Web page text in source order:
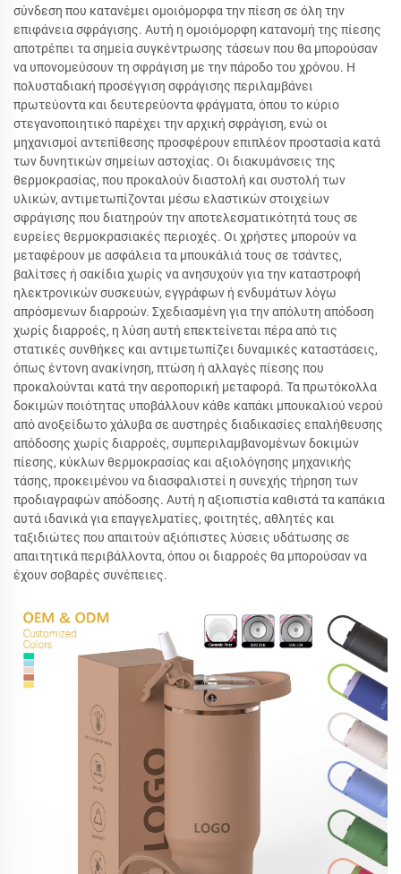
σύνδεση που κατανέμει ομοιόμορφα την πίεση σε όλη την
επιφάνεια σφράγισης. Αυτή η ομοιόμορφη κατανομή της πίεσης
αποτρέπει τα σημεία συγκέντρωσης τάσεων που θα μπορούσαν
να υπονομεύσουν τη σφράγιση με την πάροδο του χρόνου. Η
πολυσταδιακή προσέγγιση σφράγισης περιλαμβάνει
πρωτεύοντα και δευτερεύοντα φράγματα, όπου το κύριο
στεγανοποιητικό παρέχει την αρχική σφράγιση, ενώ οι
μηχανισμοί αντεπίθεσης προσφέρουν επιπλέον προστασία κατά
των δυνητικών σημείων αστοχίας. Οι διακυμάνσεις της
θερμοκρασίας, που προκαλούν διαστολή και συστολή των
υλικών, αντιμετωπίζονται μέσω ελαστικών στοιχείων
σφράγισης που διατηρούν την αποτελεσματικότητά τους σε
ευρείες θερμοκρασιακές περιοχές. Οι χρήστες μπορούν να
μεταφέρουν με ασφάλεια τα μπουκάλιά τους σε τσάντες,
βαλίτσες ή σακίδια χωρίς να ανησυχούν για την καταστροφή
ηλεκτρονικών συσκευών, εγγράφων ή ενδυμάτων λόγω
απρόσμενων διαρροών. Σχεδιασμένη για την απόλυτη απόδοση
χωρίς διαρροές, η λύση αυτή επεκτείνεται πέρα από τις
στατικές συνθήκες και αντιμετωπίζει δυναμικές καταστάσεις,
όπως έντονη ανακίνηση, πτώση ή αλλαγές πίεσης που
προκαλούνται κατά την αεροπορική μεταφορά. Τα πρωτόκολλα
δοκιμών ποιότητας υποβάλλουν κάθε καπάκι μπουκαλιού νερού
από ανοξείδωτο χάλυβα σε αυστηρές διαδικασίες επαλήθευσης
απόδοσης χωρίς διαρροές, συμπεριλαμβανομένων δοκιμών
πίεσης, κύκλων θερμοκρασίας και αξιολόγησης μηχανικής
τάσης, προκειμένου να διασφαλιστεί η συνεχής τήρηση των
προδιαγραφών απόδοσης. Αυτή η αξιοπιστία καθιστά τα καπάκια
αυτά ιδανικά για επαγγελματίες, φοιτητές, αθλητές και
ταξιδιώτες που απαιτούν αξιόπιστες λύσεις υδάτωσης σε
απαιτητικά περιβάλλοντα, όπου οι διαρροές θα μπορούσαν να
έχουν σοβαρές συνέπειες.